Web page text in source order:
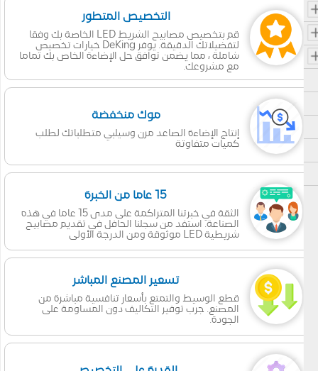
التخصيص المتطور
قم بتخصيص مصابيح الشريط LED الخاصة بك وفقا
لتفضيلاتك الدقيقة. يوفر DeKing خيارات تخصيص
شاملة ، مما يضمن توافق حل الإضاءة الخاص بك تماما
مع مشروعك.
موك منخفضة
إنتاج الإضاءة الصاعد مرن وسيلبي متطلباتك لطلب
كميات متفاوتة
15 عاما من الخبرة
الثقة في خبرتنا المتراكمة على مدى 15 عاما في هذه
الصناعة. استفد من سجلنا الحافل في تقديم مصابيح
شريطية LED موثوقة ومن الدرجة الأولى
تسعير المصنع المباشر
قطع الوسيط والتمتع بأسعار تنافسية مباشرة من
المصنع. جرب توفير التكاليف دون المساومة على
الجودة.